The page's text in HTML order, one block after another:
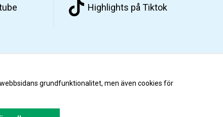
Highlights på Tiktok
grundfunktionalitet, men även cookies för